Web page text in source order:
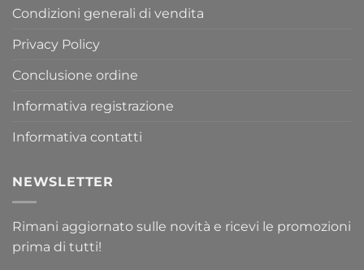
Condizioni generali di vendita
Privacy Policy
Conclusione ordine
Informativa registrazione
Informativa contatti
NEWSLETTER
Rimani aggiornato sulle novità e ricevi le promozioni
prima di tutti!